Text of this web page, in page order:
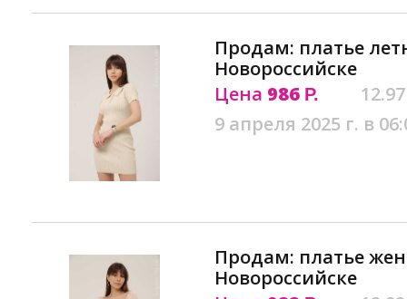
Продам: платье
Новороссийске
Цена 986 Р.
9 апреля 2025 г. в
Продам: платье
Новороссийске